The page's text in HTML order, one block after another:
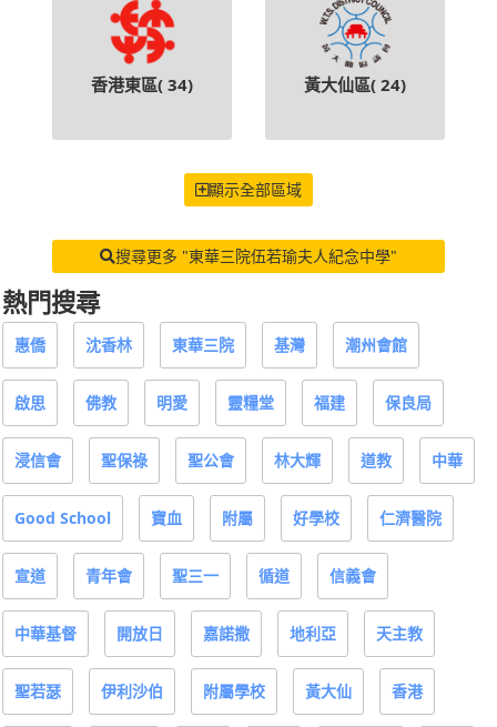
香港東區( 34) 黃大仙區( 24)
顯示全部區域
搜尋更多 "東華三院伍若瑜夫人紀念中學"
熱門搜尋
惠僑 沈香林 東華三院 基灣 潮州會館
啟思 佛教 明愛 靈糧堂 福建 保良局
浸信會 聖保祿 聖公會 林大輝 道教 中華
Good School 寶血 附屬 好學校 仁濟醫院
宣道 青年會 聖三一 循道 信義會
中華基督 開放日 嘉諾撒 地利亞 天主教
聖若瑟 伊利沙伯 附屬學校 黃大仙 香港